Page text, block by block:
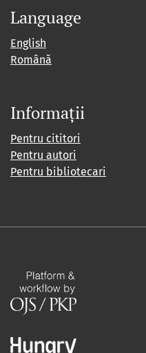
Language
English
Română
Informații
Pentru cititori
Pentru autori
Pentru bibliotecari